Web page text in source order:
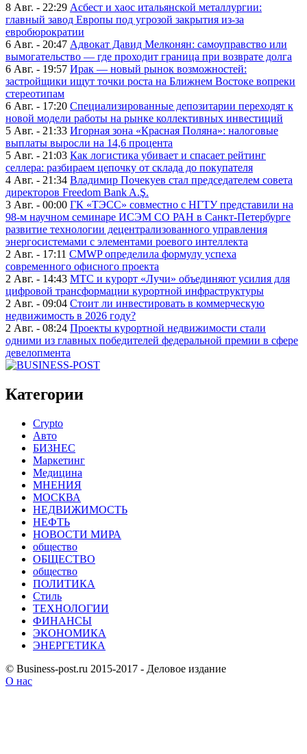
8 Авг. - 22:29 Асбест и хаос итальянской металлургии:
главный завод Европы под угрозой закрытия из-за
евробюрократии
6 Авг. - 20:47 Адвокат Давид Мелконян: самоуправство или
вымогательство — где проходит граница при возврате долга
6 Авг. - 19:57 Ирак — новый рынок возможностей:
застройщики ищут точки роста на Ближнем Востоке вопреки
стереотипам
6 Авг. - 17:20 Специализированные депозитарии переходят к
новой модели работы на рынке коллективных инвестиций
5 Авг. - 21:33 Игорная зона «Красная Поляна»: налоговые
выплаты выросли на 14,6 процента
5 Авг. - 21:03 Как логистика убивает и спасает рейтинг
селлера: разбираем цепочку от склада до покупателя
4 Авг. - 21:34 Владимир Почекуев стал председателем совета
директоров Freedom Bank A.Ş.
3 Авг. - 00:00 ГК «ТЭСС» совместно с НГТУ представили на
98-м научном семинаре ИСЭМ СО РАН в Санкт-Петербурге
развитие технологии децентрализованного управления
энергосистемами с элементами роевого интеллекта
2 Авг. - 17:11 CMWP определила формулу успеха
современного офисного проекта
2 Авг. - 14:43 МТС и курорт «Лучи» объединяют усилия для
цифровой трансформации курортной инфраструктуры
2 Авг. - 09:04 Стоит ли инвестировать в коммерческую
недвижимость в 2026 году?
2 Авг. - 08:24 Проекты курортной недвижимости стали
одними из главных победителей федеральной премии в сфере
девелопмента
Категории
Crypto
Авто
БИЗНЕС
Маркетинг
Медицина
МНЕНИЯ
МОСКВА
НЕДВИЖИМОСТЬ
НЕФТЬ
НОВОСТИ МИРА
общество
ОБЩЕСТВО
общество
ПОЛИТИКА
Стиль
ТЕХНОЛОГИИ
ФИНАНСЫ
ЭКОНОМИКА
ЭНЕРГЕТИКА
© Business-post.ru 2015-2017 - Деловое издание
О нас